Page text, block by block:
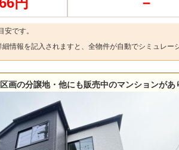
です。
細情報を記入されますと、全物件が自動でシミュレー
画の分譲地・他にも販売中のマンションがあ